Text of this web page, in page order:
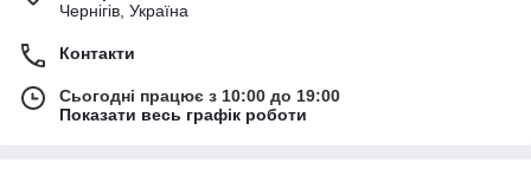
Чернігів, Україна
Контакти
Сьогодні працює з 10:00 до 19:00
Показати весь графік роботи